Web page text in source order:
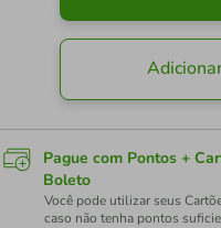
Pague com Pontos +
Boleto
Você pode utilizar seus
caso não tenha pontos